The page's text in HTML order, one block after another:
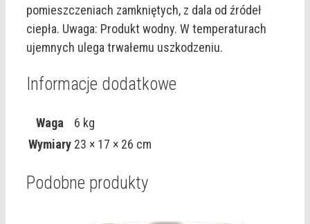
pomieszczeniach zamkniętych, z dala od źródeł
ciepła. Uwaga: Produkt wodny. W temperaturach
ujemnych ulega trwałemu uszkodzeniu.
Informacje dodatkowe
Waga
6 kg
Wymiary 23 × 17 × 26 cm
Podobne produkty